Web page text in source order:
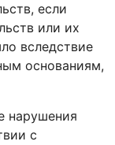
если
или их
вследствие
основаниям,
нарушения
с